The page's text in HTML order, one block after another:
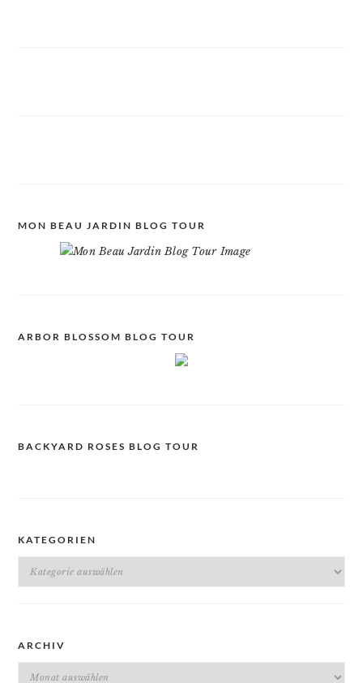
MON BEAU JARDIN BLOG TOUR
ARBOR BLOSSOM BLOG TOUR
BACKYARD ROSES BLOG TOUR
KATEGORIEN
Kategorien
ARCHIV
Archiv